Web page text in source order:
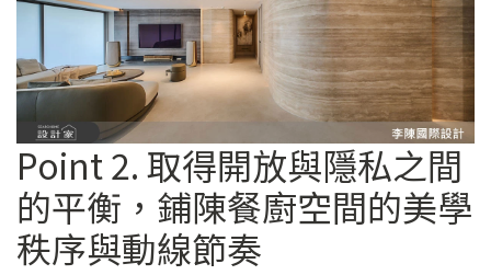
Point 2. 取得開放與隱私之間
的平衡，鋪陳餐廚空間的美學
秩序與動線節奏